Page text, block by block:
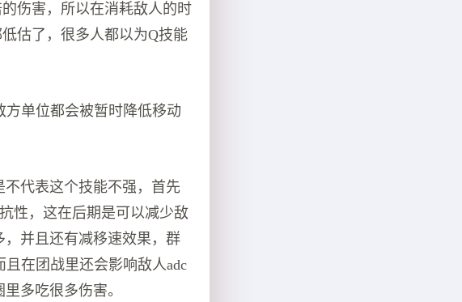
伤害，所以在消耗敌人的时
估了，很多人都以为Q技能
单位都会被暂时降低移动
代表这个技能不强，首先
性，这在后期是可以减少敌
并且还有减移速效果，群
在团战里还会影响敌人adc
多吃很多伤害。